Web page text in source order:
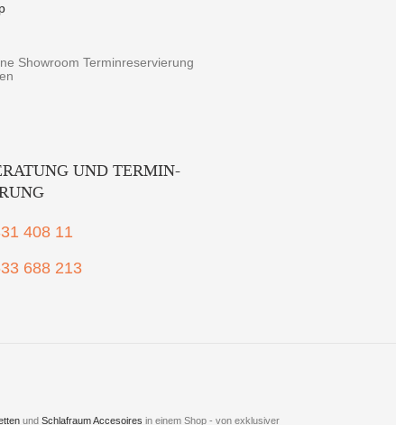
Showroom Terminreservierung
UND TERMIN-
408 11
688 213
und Schlafraum Accesoires in einem Shop - von exklusiver